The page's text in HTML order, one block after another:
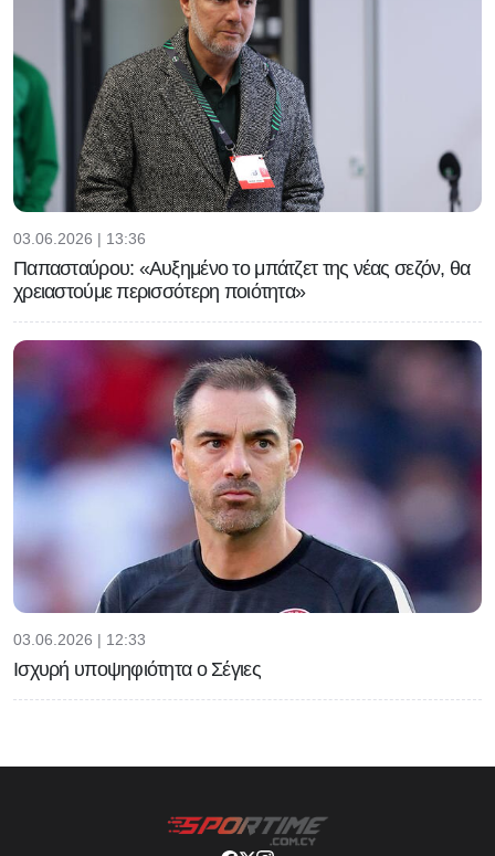
03.06.2026 | 13:36
Παπασταύρου: «Αυξημένο το μπάτζετ της νέας σεζόν, θα
χρειαστούμε περισσότερη ποιότητα»
03.06.2026 | 12:33
Ισχυρή υποψηφιότητα ο Σέγιες